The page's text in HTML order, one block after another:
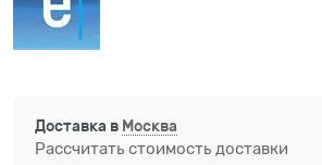
Доставка в Москва
Рассчитать стоимость доставки